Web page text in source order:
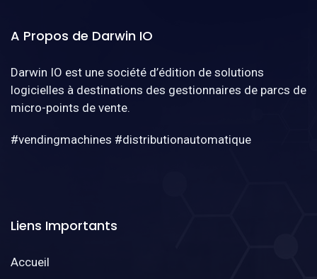
A Propos de Darwin IO
Darwin IO est une société d’édition de solutions
logicielles à destinations des gestionnaires de parcs de
micro-points de vente.
#vendingmachines #distributionautomatique
Liens Importants
Accueil